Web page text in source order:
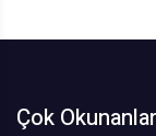
Çok Okunanlar